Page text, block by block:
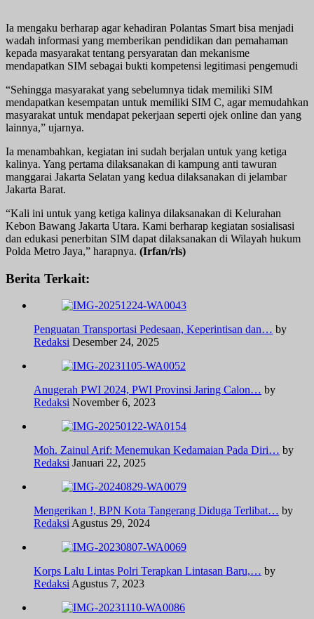
Ia mengaku berharap agar kehadiran Polantas Smart bisa menjadi
wadah informasi yang memberikan pendidikan dan pemahaman
kepada masyarakat tentang persyaratan dan mekanisme
mendapatkan SIM sebagai bukti kompetensi legitimasi pengemudi
“Sehingga masyarakat yang sebelumnya tidak memiliki SIM
mendapatkan kesempatan untuk memiliki SIM C, agar memudahkan
masyarakat untuk mendapat pekerjaan seperti ojek online dan yang
lainnya,” ujarnya.
Ia menambahkan, kegiatan ini sudah berjalan untuk yang ketiga
kalinya. Yang pertama dilaksanakan di kampung anti tawuran
manggarai Jakarta Selatan yang kedua dilaksanakan di jelambar
Jakarta Barat.
“Kali ini untuk yang ketiga kalinya dilaksanakan di Kelurahan
Kebon Bawang Jakarta Utara. Kami berharap kegiatan sosialisasi
dan edukasi penerbitan SIM dapat dilaksanakan di Wilayah hukum
Polda Metro Jaya,” harapnya. (Irfan/rls)
Berita Terkait:
Penguatan Transportasi Pedesaan, Keperintisan dan… by
Redaksi Desember 24, 2025
Anugerah PWI 2024, PWI Provinsi Jaring Calon… by
Redaksi November 6, 2023
Moh. Zainul Arif: Menemukan Kedamaian Pada Diri… by
Redaksi Januari 22, 2025
Mengerikan !, BPN Kota Tangerang Diduga Terlibat… by
Redaksi Agustus 29, 2024
Korps Lalu Lintas Polri Terapkan Lintasan Baru,… by
Redaksi Agustus 7, 2023